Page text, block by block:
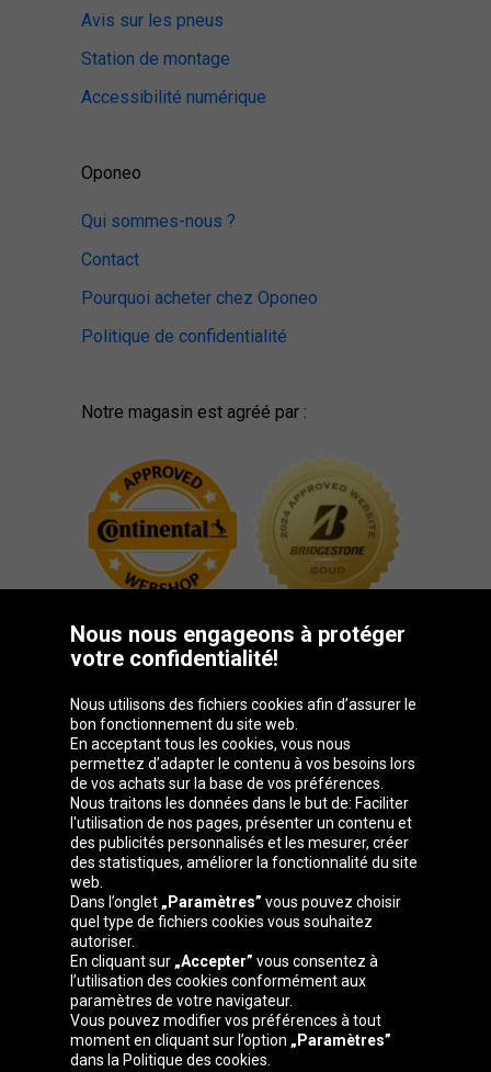
Avis sur les pneus
Station de montage
Accessibilité numérique
Oponeo
Qui sommes-nous ?
Contact
Pourquoi acheter chez Oponeo
Politique de confidentialité
Notre magasin est agréé par :
Groupe Oponeo
Česká
republika
Deutschland Éire España
Österreich Polska
Slovenská
republika
United
Nous nous engageons à protéger
votre confidentialité!
Nous utilisons des fichiers cookies afin d’assurer le
bon fonctionnement du site web.
En acceptant tous les cookies, vous nous
permettez d’adapter le contenu à vos besoins lors
de vos achats sur la base de vos préférences.
Nous traitons les données dans le but de: Faciliter
l'utilisation de nos pages, présenter un contenu et
des publicités personnalisés et les mesurer, créer
des statistiques, améliorer la fonctionnalité du site
web.
Dans l’onglet „Paramètres” vous pouvez choisir
quel type de fichiers cookies vous souhaitez
autoriser.
En cliquant sur „Accepter” vous consentez à
l’utilisation des cookies conformément aux
paramètres de votre navigateur.
Vous pouvez modifier vos préférences à tout
moment en cliquant sur l’option „Paramètres”
dans la Politique des cookies.